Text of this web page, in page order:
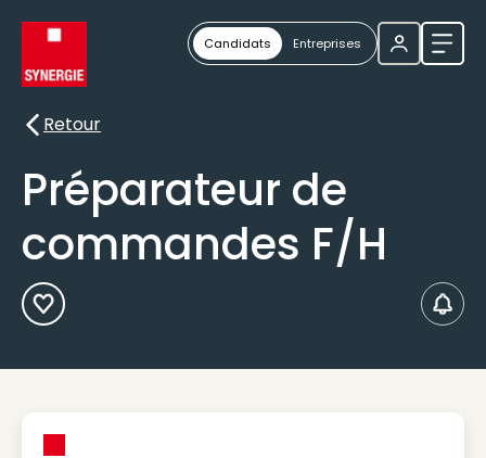
Candidats Entreprises
Retour
Retour
Préparateur de
commandes F/H
Ajouter aux Favoris